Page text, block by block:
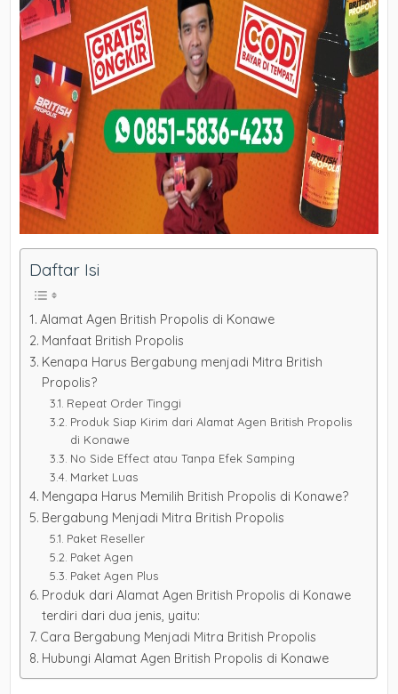
Daftar Isi
Alamat Agen British Propolis di Konawe
Manfaat British Propolis
Kenapa Harus Bergabung menjadi Mitra British
Propolis?
Repeat Order Tinggi
Produk Siap Kirim dari Alamat Agen British Propolis
di Konawe
No Side Effect atau Tanpa Efek Samping
Market Luas
Mengapa Harus Memilih British Propolis di Konawe?
Bergabung Menjadi Mitra British Propolis
Paket Reseller
Paket Agen
Paket Agen Plus
Produk dari Alamat Agen British Propolis di Konawe
terdiri dari dua jenis, yaitu:
Cara Bergabung Menjadi Mitra British Propolis
Hubungi Alamat Agen British Propolis di Konawe